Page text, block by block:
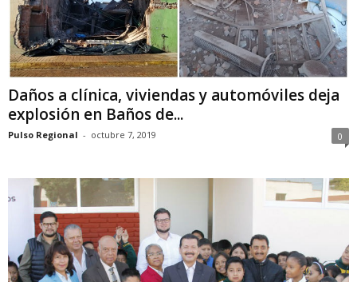
Daños a clínica, viviendas y automóviles deja
explosión en Baños de...
Pulso Regional - octubre 7, 2019 0